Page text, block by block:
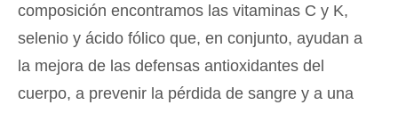
composición encontramos las vitaminas C y K,
selenio y ácido fólico que, en conjunto, ayudan a
la mejora de las defensas antioxidantes del
cuerpo, a prevenir la pérdida de sangre y a una